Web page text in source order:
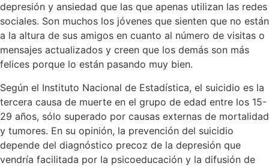
depresión y ansiedad que las que apenas utilizan las redes
sociales. Son muchos los jóvenes que sienten que no están
a la altura de sus amigos en cuanto al número de visitas o
mensajes actualizados y creen que los demás son más
felices porque lo están pasando muy bien.
Según el Instituto Nacional de Estadística, el suicidio es la
tercera causa de muerte en el grupo de edad entre los 15-
29 años, sólo superado por causas externas de mortalidad
y tumores. En su opinión, la prevención del suicidio
depende del diagnóstico precoz de la depresión que
vendría facilitada por la psicoeducación y la difusión de